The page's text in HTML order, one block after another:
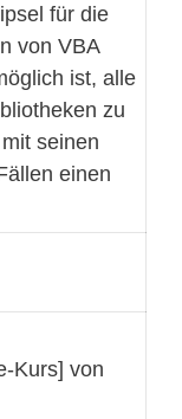
für die
von VBA
ist, alle
zu
seinen
einen
Kurs] von